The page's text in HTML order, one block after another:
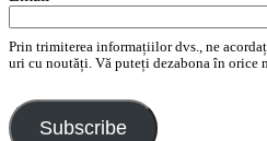
Prin trimiterea informațiilor dvs., ne
uri cu noutăți. Vă puteți dezabona în orice
Subscribe